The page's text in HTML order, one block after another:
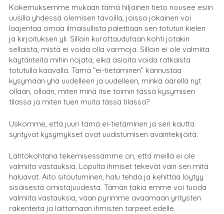
Kokemuksemme mukaan tämä hiljainen tieto nousee esiin
uusilla yhdessä olemisen tavoilla, joissa jokainen voi
laajentaa omaa ilmaisullista palettiaan sen totutun kielen
ja kirjoituksen yli. Silloin kurottaudutaan kohti jotakin
sellaista, mistä ei voida olla varmoja. Silloin ei ole valmiita
käytänteitä mihin nojata, eikä asioita voida ratkaista
totutulla kaavalla. Tämä ”ei-tietäminen” kannustaa
kysymään yhä uudelleen ja uudelleen, minkä äärellä nyt
ollaan, ollaan, miten minä itse toimin tässä kysymisen
tilassa ja miten tuen muita tässä tilassa?
Uskomme, että juuri tämä ei-tietäminen ja sen kautta
syntyvät kysymykset ovat uudistumisen avaintekijöitä.
Lähtökohtana tekemisessämme on, että meillä ei ole
valmiita vastauksia. Lopulta ihmiset tekevät vain sen mitä
haluavat. Aito sitoutuminen, halu tehdä ja kehittää löytyy
sisäisestä omistajuudesta. Tämän takia emme voi tuoda
valmiita vastauksia, vaan pyrimme avaamaan yritysten
rakenteita ja laittamaan ihmisten tarpeet edelle.